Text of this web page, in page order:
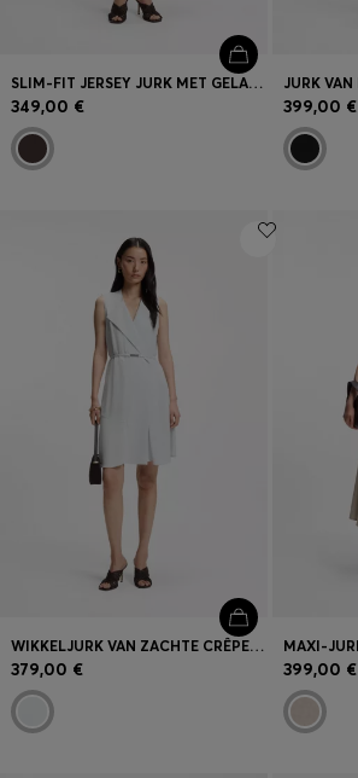
SLIM-FIT JERSEY JURK MET GELAAGD DETAIL
349,00 € 399,00 €
WIKKELJURK VAN ZACHTE CRÊPE MET CEINTUUR
379,00 € 399,00 €